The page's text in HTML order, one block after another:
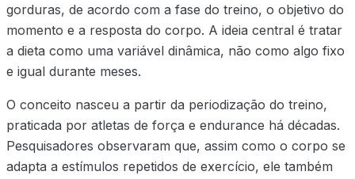
gorduras, de acordo com a fase do treino, o objetivo do
momento e a resposta do corpo. A ideia central é tratar
a dieta como uma variável dinâmica, não como algo fixo
e igual durante meses.
O conceito nasceu a partir da periodização do treino,
praticada por atletas de força e endurance há décadas.
Pesquisadores observaram que, assim como o corpo se
adapta a estímulos repetidos de exercício, ele também